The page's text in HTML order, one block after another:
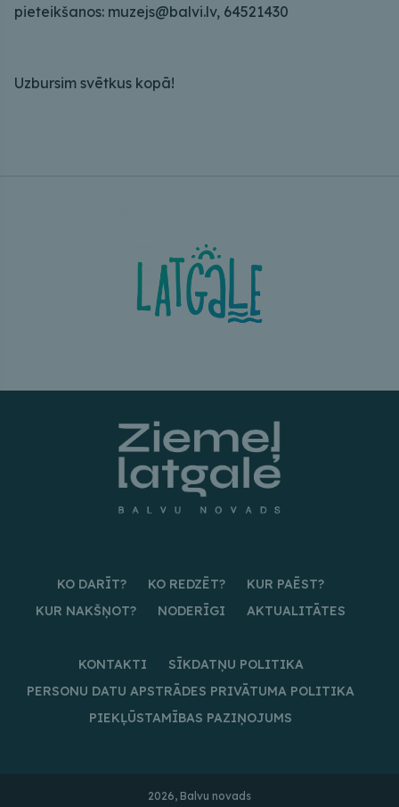
pieteikšanos: muzejs@balvi.lv, 64521430
Uzbursim svētkus kopā!
KO DARĪT? KO REDZĒT?
KUR PAĒST?
KUR NAKŠŅOT?
NODERĪGI AKTUALITĀTES
KONTAKTI
SĪKDATŅU POLITIKA
PERSONU DATU APSTRĀDES PRIVĀTUMA POLITIKA
PIEKĻŪSTAMĪBAS PAZIŅOJUMS
2026, Balvu novads